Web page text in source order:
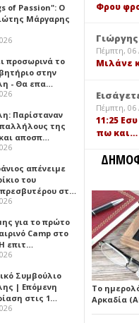
of Passion": Ο
Μάργαρης
προσωρινά το
στην
- Θα επα…
Παρίσταναν
της
αποσπ…
απένειμε
του
στ…
για το πρώτο
Camp στο
επιτ…
Συμβούλιο
| Επόμενη
στις 1…
Φρου
Γιώργης
Πέμπτη,
Μιλάνε
Πέμπτη,
11:25
πω και…
Το
Αρκαδία